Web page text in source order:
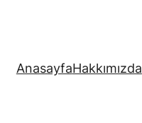
AnasayfaHakkımızda